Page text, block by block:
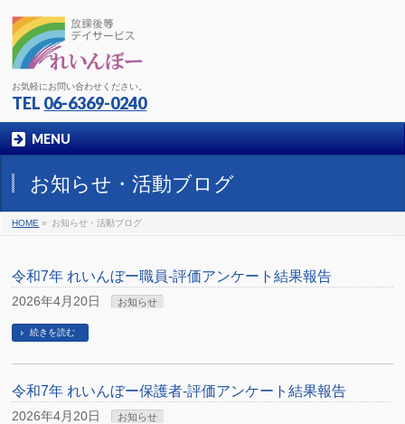
お気軽にお問い合わせください。
TEL 06-6369-0240
MENU
お知らせ・活動ブログ
HOME » お知らせ・活動ブログ
令和7年 れいんぼー職員-評価アンケート結果報告
2026年4月20日 お知らせ
続きを読む
令和7年 れいんぼー保護者-評価アンケート結果報告
2026年4月20日 お知らせ